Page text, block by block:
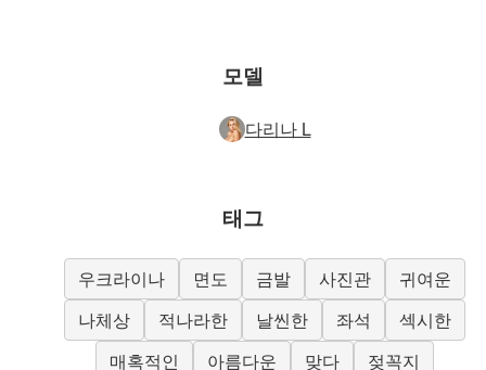
모델
다리나 L
태그
우크라이나 면도 금발 사진관
귀여운
나체상
적나라한 날씬한 좌석
섹시한
매혹적인
아름다운 맞다 젖꼭지